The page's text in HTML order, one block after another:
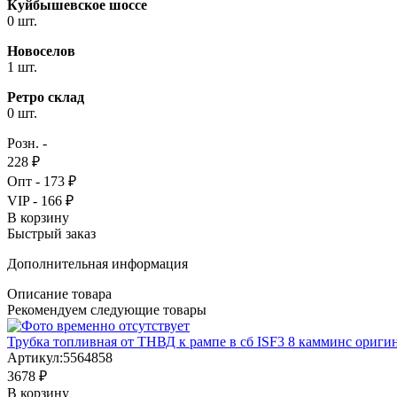
Куйбышевское шоссе
0 шт.
Новоселов
1 шт.
Ретро склад
0 шт.
Розн. -
228 ₽
Опт - 173 ₽
VIP - 166 ₽
В корзину
Быстрый заказ
Дополнительная информация
Описание товара
Рекомендуем следующие товары
Трубка топливная от ТНВД к рампе в сб ISF3 8 камминс
Артикул:5564858
3678 ₽
В корзину